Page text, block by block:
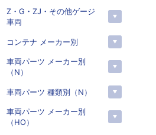
Z・G・ZJ・その他ゲージ
車両
コンテナ メーカー別
車両パーツ メーカー別
（N）
車両パーツ 種類別（N）
車両パーツ メーカー別
（HO）